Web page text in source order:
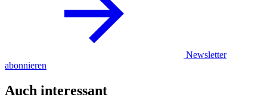
Newsletter
abonnieren
Auch interessant